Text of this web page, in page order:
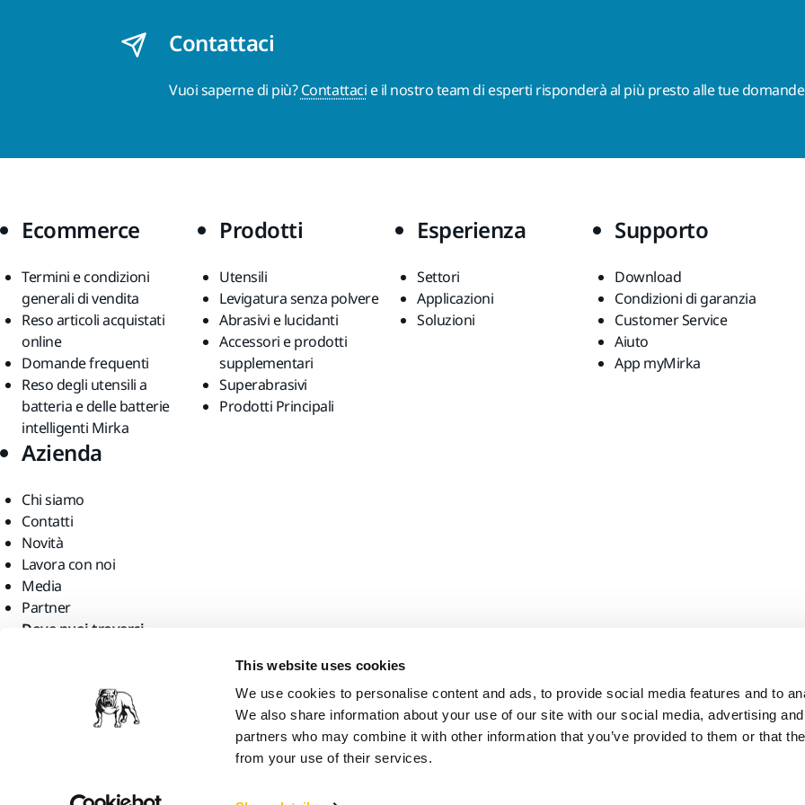
This website uses cookies
We use cookies to personalise content and ads, to provide social media features and to
We also share information about your use of our site with our social media, advertising
partners who may combine it with other information that you’ve provided to them or that
from your use of their services.
Contattaci
Vuoi saperne di più?Contattaci e il nostro team di esperti risponderà al più presto alle tue
Ecommerce
Termini e condizioni
generali di vendita
Reso articoli acquistati
online
Domande frequenti
Reso degli utensili a
batteria e delle batterie
intelligenti Mirka
Prodotti
Utensili
Levigatura senza polvere
Abrasivi e lucidanti
Accessori e prodotti
supplementari
Superabrasivi
Prodotti Principali
Esperienza
Settori
Applicazioni
Soluzioni
Supporto
Download
Condizioni di garanzia
Customer Service
Aiuto
App myMirka
Azienda
Chi siamo
Contatti
Novità
Lavora con noi
Media
Partner
Dove puoi trovarci